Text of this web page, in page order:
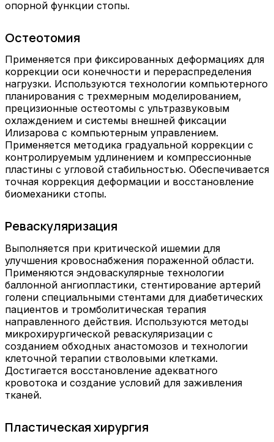
опорной функции стопы.
Остеотомия
Применяется при фиксированных деформациях для
коррекции оси конечности и перераспределения
нагрузки. Используются технологии компьютерного
планирования с трехмерным моделированием,
прецизионные остеотомы с ультразвуковым
охлаждением и системы внешней фиксации
Илизарова с компьютерным управлением.
Применяется методика градуальной коррекции с
контролируемым удлинением и компрессионные
пластины с угловой стабильностью. Обеспечивается
точная коррекция деформации и восстановление
биомеханики стопы.
Реваскуляризация
Выполняется при критической ишемии для
улучшения кровоснабжения пораженной области.
Применяются эндоваскулярные технологии
баллонной ангиопластики, стентирование артерий
голени специальными стентами для диабетических
пациентов и тромболитическая терапия
направленного действия. Используются методы
микрохирургической реваскуляризации с
созданием обходных анастомозов и технологии
клеточной терапии стволовыми клетками.
Достигается восстановление адекватного
кровотока и создание условий для заживления
тканей.
Пластическая хирургия